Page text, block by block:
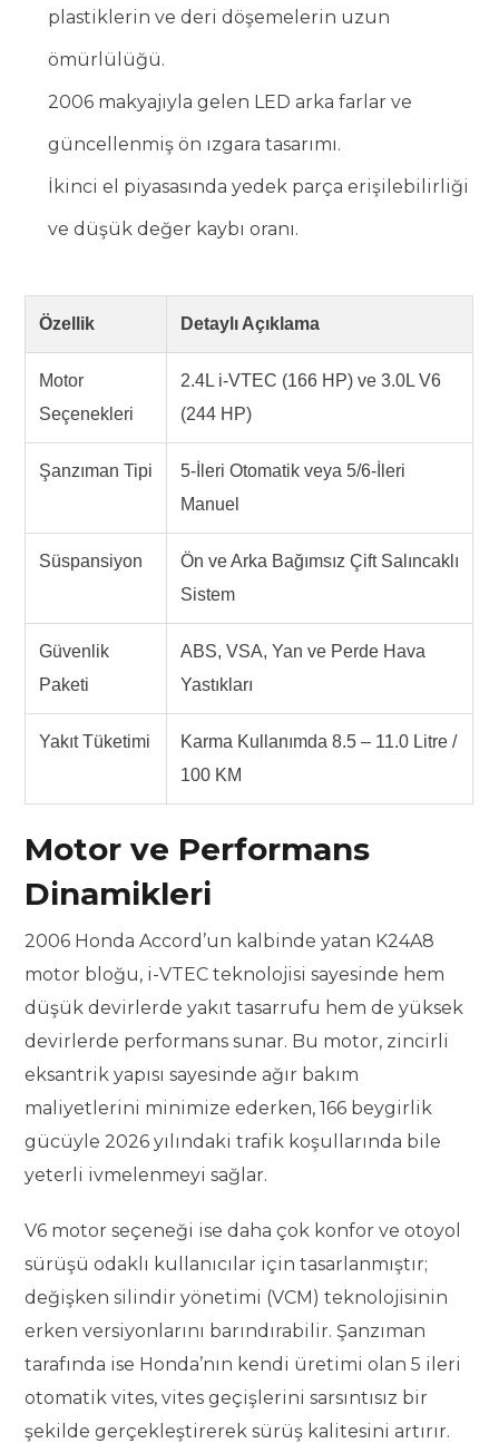
plastiklerin ve deri döşemelerin uzun
ömürlülüğü.
2006 makyajıyla gelen LED arka farlar ve
güncellenmiş ön ızgara tasarımı.
İkinci el piyasasında yedek parça erişilebilirliği
ve düşük değer kaybı oranı.
Özellik Detaylı Açıklama
Motor
Seçenekleri
2.4L i-VTEC (166 HP) ve 3.0L V6
(244 HP)
Şanzıman Tipi
5-İleri Otomatik veya 5/6-İleri
Manuel
Süspansiyon
Ön ve Arka Bağımsız Çift Salıncaklı
Sistem
Güvenlik
Paketi
ABS, VSA, Yan ve Perde Hava
Yastıkları
Yakıt Tüketimi
Karma Kullanımda 8.5 – 11.0 Litre /
100 KM
Motor ve Performans
Dinamikleri
2006 Honda Accord’un kalbinde yatan K24A8
motor bloğu, i-VTEC teknolojisi sayesinde hem
düşük devirlerde yakıt tasarrufu hem de yüksek
devirlerde performans sunar. Bu motor, zincirli
eksantrik yapısı sayesinde ağır bakım
maliyetlerini minimize ederken, 166 beygirlik
gücüyle 2026 yılındaki trafik koşullarında bile
yeterli ivmelenmeyi sağlar.
V6 motor seçeneği ise daha çok konfor ve otoyol
sürüşü odaklı kullanıcılar için tasarlanmıştır;
değişken silindir yönetimi (VCM) teknolojisinin
erken versiyonlarını barındırabilir. Şanzıman
tarafında ise Honda’nın kendi üretimi olan 5 ileri
otomatik vites, vites geçişlerini sarsıntısız bir
şekilde gerçekleştirerek sürüş kalitesini artırır.